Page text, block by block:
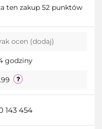
ten zakup 52 punktów
ocen (dodaj)
godziny
143 454